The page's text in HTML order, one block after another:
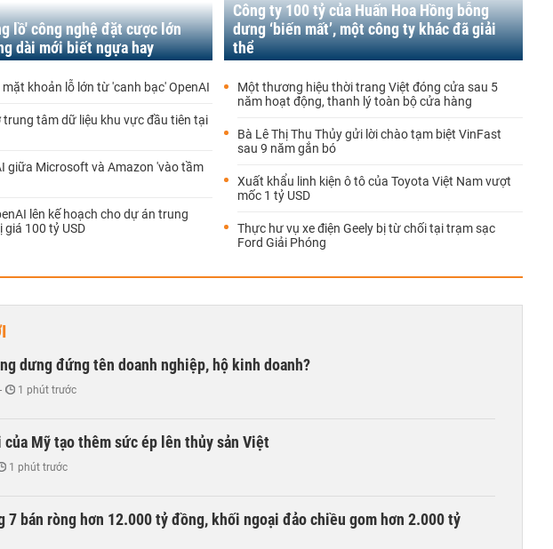
lồ' công nghệ đặt cược lớn
dài mới biết ngựa hay
khoản lỗ lớn từ 'canh bạc' OpenAI
tâm dữ liệu khu vực đầu tiên tại
giữa Microsoft và Amazon 'vào tầm
lên kế hoạch cho dự án trung
100 tỷ USD
Công ty 100 tỷ của Huấn Hoa Hồng bỗng
dưng ‘biến mất’, một công ty khác đã giải
thể
Một thương hiệu thời trang Việt đóng cửa sau 5
năm hoạt động, thanh lý toàn bộ cửa hàng
Bà Lê Thị Thu Thủy gửi lời chào tạm biệt VinFast
sau 9 năm gắn bó
Xuất khẩu linh kiện ô tô của Toyota Việt Nam vượt
mốc 1 tỷ USD
Thực hư vụ xe điện Geely bị từ chối tại trạm sạc
Ford Giải Phóng
dưng đứng tên doanh nghiệp, hộ kinh doanh?
- 1 phút trước
của Mỹ tạo thêm sức ép lên thủy sản Việt
1 phút trước
7 bán ròng hơn 12.000 tỷ đồng, khối ngoại đảo chiều gom hơn 2.000 tỷ